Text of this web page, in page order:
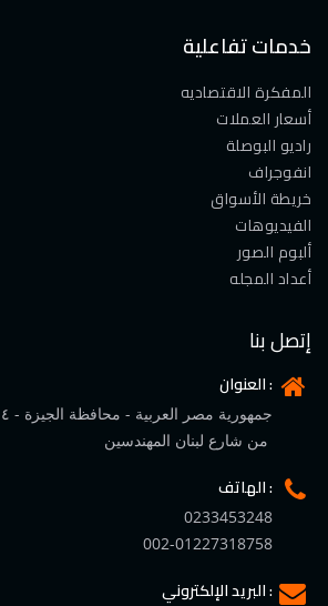
خدمات تفاعلية
المفكرة الاقتصاديه
أسعار العملات
راديو البوصلة
انفوجراف
خريطة الأسواق
الفيديوهات
ألبوم الصور
أعداد المجله
إتصل بنا
العنوان :
الهاتف :
0233453248
002-01227318758
البريد الإلكتروني :